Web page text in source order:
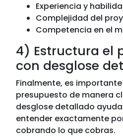
Experiencia y
Complejidad del
Competencia en el
4) Estructura el
con desglose
Finalmente, es
presupuesto de manera
desglose detallado
entender exactamente
cobrando lo que cobras.